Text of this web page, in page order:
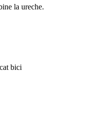
la ureche.
bici